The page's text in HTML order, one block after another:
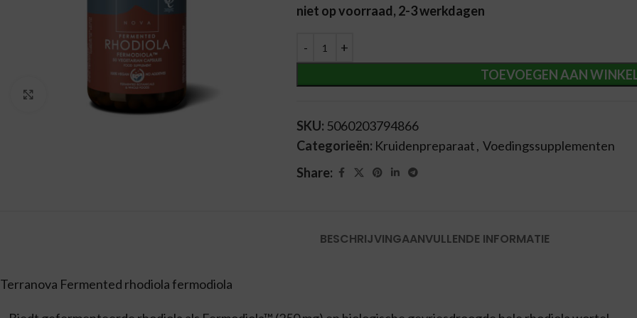
Vergroten
niet op voorraad, 2-3 werkdagen
TOEVOEGEN AAN
Alternative:
SKU: 5060203794866
Categorieën: Kruidenpreparaat, Voedingssupplementen
Share:
BESCHRIJVINGAANVULLENDE INFORMATIE
Terranova Fermented rhodiola fermodiola